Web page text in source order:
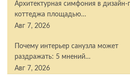
Архитектурная симфония в дизайн-
коттеджа площадью…
Авг 7, 2026
Почему интерьер санузла может
раздражать: 5 мнений…
Авг 7, 2026